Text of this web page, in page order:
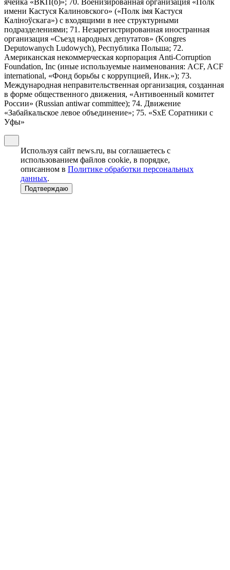
ячейка «ВКП(б)»; 70. Военизированная организация «Полк
имени Кастуся Калиновского» («Полк iмя Кастуся
Калiноўскага») с входящими в нее структурными
подразделениями; 71. Незарегистрированная иностранная
организация «Съезд народных депутатов» (Kongres
Deputowanych Ludowych), Республика Польша; 72.
Американская некоммерческая корпорация Anti-Corruption
Foundation, Inc (иные используемые наименования: ACF, ACF
international, «Фонд борьбы с коррупцией, Инк.»); 73.
Международная неправительственная организация, созданная
в форме общественного движения, «Антивоенный комитет
России» (Russian antiwar committee); 74. Движение
«Забайкальское левое объединение»; 75. «SxE Соратники с
Уфы»
Используя сайт news.ru, вы соглашаетесь с
использованием файлов cookie, в порядке,
описанном в Политике обработки персональных
данных.
Подтверждаю